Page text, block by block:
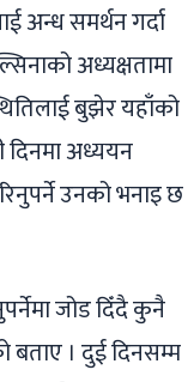
अन्ध समर्थन गर्दा
अध्यक्षतामा
बुझेर यहाँको
दिनमा अध्ययन
उनको भनाइ छ
जोड दिँदै कुनै
बताए । दुई दिनसम्म